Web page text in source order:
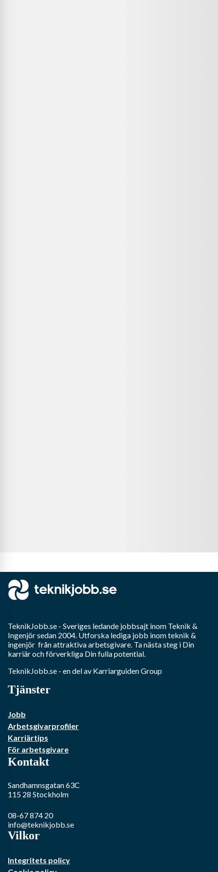
TeknikJobb.se - Sveriges ledande jobbsajt inom Teknik &
Ingenjörsedan 2004. Utforska lediga jobb inomteknik &
ingenjör från attraktiva arbetsgivare. Ta nästa steg i Din
karriär och förverkliga Din fulla potential.
TeknikJobb.se - en del av Karriarguiden Group
Tjänster
Jobb
Arbetsgivarprofiler
Karriärtips
För arbetsgivare
Kontakt
Sandhamnsgatan 63C
115 28 Stockholm
08-67 874 20
info@teknikjobb.se
Vilkor
Integritets policy